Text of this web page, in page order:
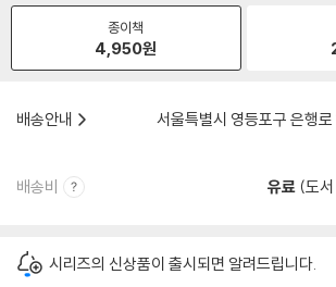
종이책
4,950원
배송안내
서울특별시 영등포구 은행
배송비 유료 (도
시리즈의 신상품이 출시되면 알려드립니다.